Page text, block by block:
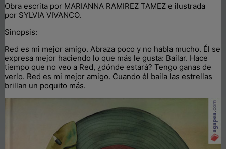
Obra escrita por MARIANNA RAMIREZ TAMEZ e ilustrada
por SYLVIA VIVANCO.
Sinopsis:
Red es mi mejor amigo. Abraza poco y no habla mucho. Él se
expresa mejor haciendo lo que más le gusta: Bailar. Hace
tiempo que no veo a Red, ¿dónde estará? Tengo ganas de
verlo. Red es mi mejor amigo. Cuando él baila las estrellas
brillan un poquito más.